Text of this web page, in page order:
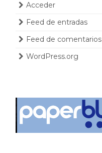
Acceder
Feed de entradas
Feed de comentarios
WordPress.org